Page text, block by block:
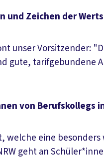
und Zeichen der
unser Vorsitzender:
gute, tarifgebundene
von Berufskollegs
eine
geht an